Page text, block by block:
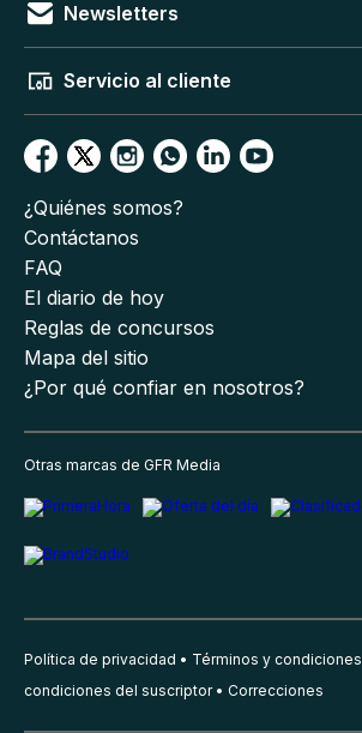
Newsletters
Servicio al cliente
¿Quiénes somos?
Contáctanos
FAQ
El diario de hoy
Reglas de concursos
Mapa del sitio
¿Por qué confiar en nosotros?
Otras marcas de GFR Media
Política de privacidad Términos y condiciones
condiciones del suscriptor
Correcciones